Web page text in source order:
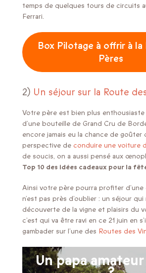
temps de quelques tours de circuits
Ferrari.
Box Pilotage à offrir à la
Pères
2) Un séjour sur la Route
Votre père est bien plus
d’une bouteille de Grand Cru de
encore jamais eu la chance de goûter
perspective de conduire une voiture
de soucis, on a aussi pensé aux
Top 10 des idées cadeaux pour la
Ainsi votre père pourra profiter d’une
n’est pas près d’oublier : un séjour qui
découverte de la vigne et plaisirs du
c’est qui va être ravi en ce 21 juin en
gambader sur l’une des Routes des
Un papa